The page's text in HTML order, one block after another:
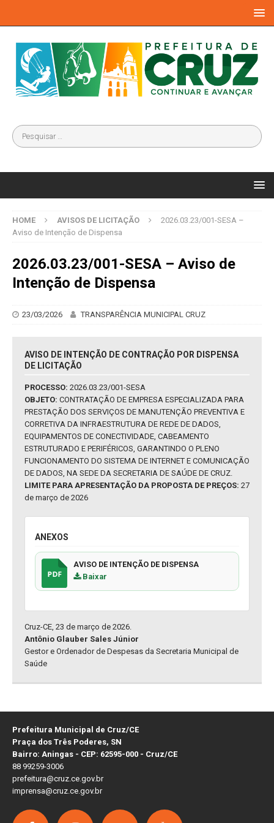
HOME AVISOS DE LICITAÇÃO
2026.03.23/001-SESA –
Aviso de Intenção de Dispensa
2026.03.23/001-SESA – Aviso de
Intenção de Dispensa
23/03/2026 TRANSPARÊNCIA MUNICIPAL CRUZ
AVISO DE INTENÇÃO DE CONTRAÇÃO POR DISPENSA
DE LICITAÇÃO
PROCESSO: 2026.03.23/001-SESA
OBJETO: CONTRATAÇÃO DE EMPRESA ESPECIALIZADA PARA
PRESTAÇÃO DOS SERVIÇOS DE MANUTENÇÃO PREVENTIVA E
CORRETIVA DA INFRAESTRUTURA DE REDE DE DADOS,
EQUIPAMENTOS DE CONECTIVIDADE, CABEAMENTO
ESTRUTURADO E PERIFÉRICOS, GARANTINDO O PLENO
FUNCIONAMENTO DO SISTEMA DE INTERNET E COMUNICAÇÃO
DE DADOS, NA SEDE DA SECRETARIA DE SAÚDE DE CRUZ.
LIMITE PARA APRESENTAÇÃO DA PROPOSTA DE PREÇOS: 27
de março de 2026
ANEXOS
AVISO DE INTENÇÃO DE DISPENSA
Baixar
Cruz-CE, 23 de março de 2026.
Antônio Glauber Sales Júnior
Gestor e Ordenador de Despesas da Secretaria Municipal de
Saúde
Prefeitura Municipal de Cruz/CE
Praça dos Três Poderes, SN
Bairro: Aningas - CEP: 62595-000 - Cruz/CE
88 99259-3006
prefeitura@cruz.ce.gov.br
imprensa@cruz.ce.gov.br